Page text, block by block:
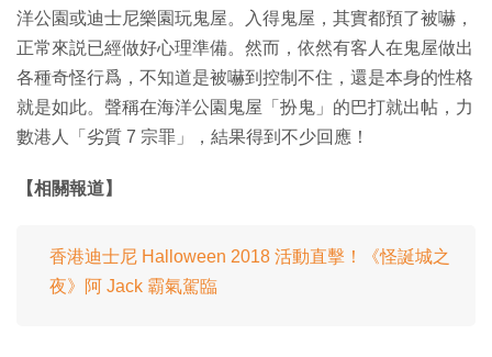
洋公園或迪士尼樂園玩鬼屋。入得鬼屋，其實都預了被嚇，
正常來説已經做好心理準備。然而，依然有客人在鬼屋做出
各種奇怪行爲，不知道是被嚇到控制不住，還是本身的性格
就是如此。聲稱在海洋公園鬼屋「扮鬼」的巴打就出帖，力
數港人「劣質 7 宗罪」，結果得到不少回應！
【相關報道】
香港迪士尼 Halloween 2018 活動直擊！《怪誕城之
夜》阿 Jack 霸氣駕臨